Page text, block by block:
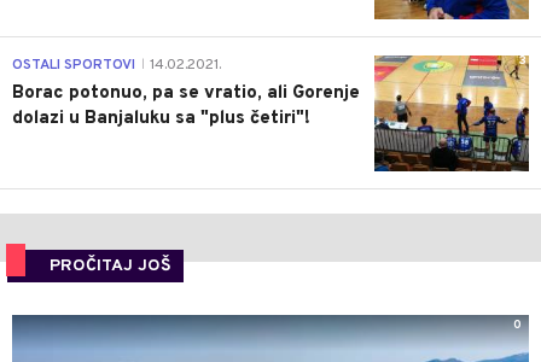
3
OSTALI SPORTOVI 14.02.2021.
Borac potonuo, pa se vratio, ali Gorenje
dolazi u Banjaluku sa "plus četiri"!
PROČITAJ JOŠ
0